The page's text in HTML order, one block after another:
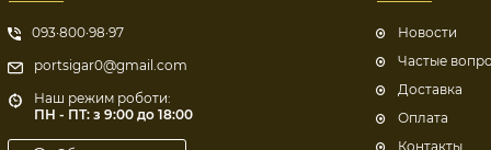
093·800·98·97
portsigar0@gmail.com
Наш режим роботи:
ПН - ПТ: з 9:00 до 18:00
Новости
Частые
Доставка
Оплата
Контакты